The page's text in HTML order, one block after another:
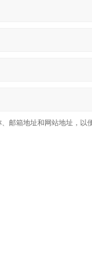
邮箱地址和网站地址，以